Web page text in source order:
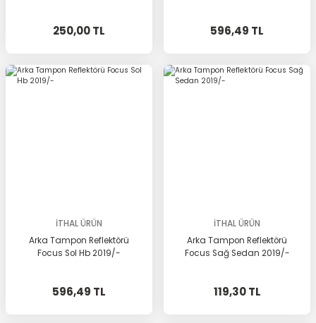
250,00 TL 596,49 TL
İTHAL ÜRÜN
Arka Tampon Reflektörü
Focus Sol Hb 2019/-
596,49 TL
İTHAL ÜRÜN
Arka Tampon Reflektörü
Focus Sağ Sedan 2019/-
119,30 TL